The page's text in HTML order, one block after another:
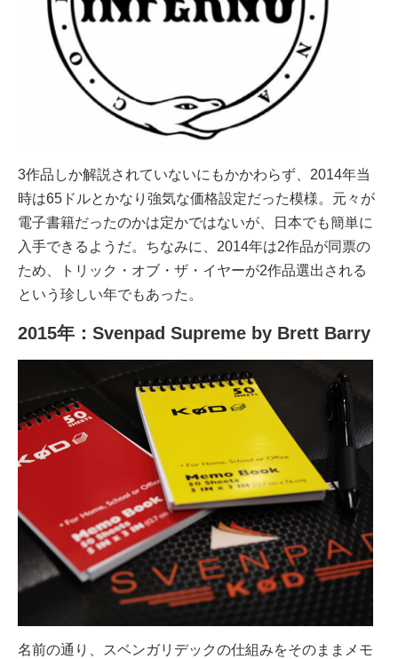
3作品しか解説されていないにもかかわらず、2014年当
時は65ドルとかなり強気な価格設定だった模様。元々が
電子書籍だったのかは定かではないが、日本でも簡単に
入手できるようだ。ちなみに、2014年は2作品が同票の
ため、トリック・オブ・ザ・イヤーが2作品選出される
という珍しい年でもあった。
2015年：Svenpad Supreme by Brett Barry
名前の通り、スベンガリデックの仕組みをそのままメモ